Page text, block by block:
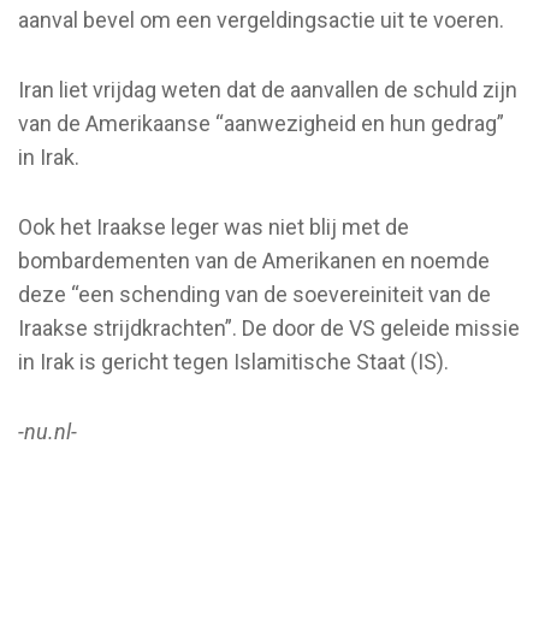
aanval bevel om een vergeldingsactie uit te voeren.
Iran liet vrijdag weten dat de aanvallen de schuld zijn
van de Amerikaanse “aanwezigheid en hun gedrag”
in Irak.
Ook het Iraakse leger was niet blij met de
bombardementen van de Amerikanen en noemde
deze “een schending van de soevereiniteit van de
Iraakse strijdkrachten”. De door de VS geleide missie
in Irak is gericht tegen Islamitische Staat (IS).
-nu.nl-